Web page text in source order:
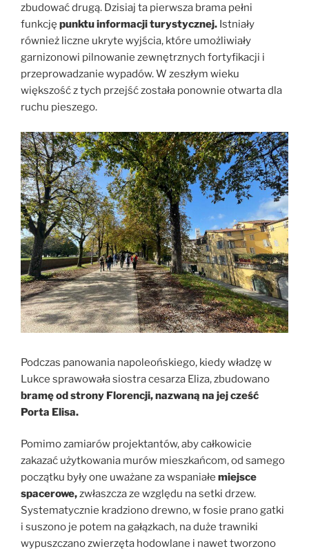
zbudować drugą. Dzisiaj ta pierwsza brama pełni
funkcję punktu informacji turystycznej. Istniały
również liczne ukryte wyjścia, które umożliwiały
garnizonowi pilnowanie zewnętrznych fortyfikacji i
przeprowadzanie wypadów. W zeszłym wieku
większość z tych przejść została ponownie otwarta dla
ruchu pieszego.
Podczas panowania napoleońskiego, kiedy władzę w
Lukce sprawowała siostra cesarza Eliza, zbudowano
bramę od strony Florencji, nazwaną na jej cześć
Porta Elisa.
Pomimo zamiarów projektantów, aby całkowicie
zakazać użytkowania murów mieszkańcom, od samego
początku były one uważane za wspaniałe miejsce
spacerowe,zwłaszcza ze względu na setki drzew.
Systematycznie kradziono drewno, w fosie prano gatki
i suszono je potem na gałązkach, na duże trawniki
wypuszczano zwierzęta hodowlane i nawet tworzono